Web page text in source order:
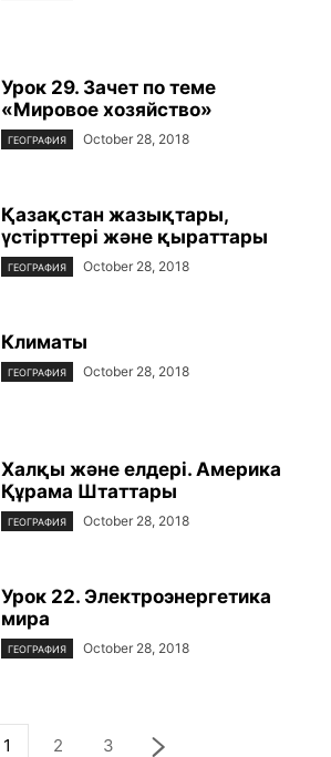
Урок 29. Зачет по теме
«Мировое хозяйство»
ГЕОГРАФИЯ October 28, 2018
Қазақстан жазықтары,
үстірттері және қыраттары
ГЕОГРАФИЯ October 28, 2018
Климаты
ГЕОГРАФИЯ October 28, 2018
Халқы және елдері. Америка
Құрама Штаттары
ГЕОГРАФИЯ October 28, 2018
Урок 22. Электроэнергетика
мира
ГЕОГРАФИЯ October 28, 2018
1 2 3